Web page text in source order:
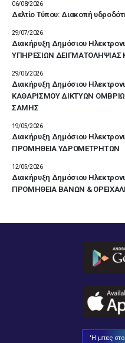
Δελτίο Τύπου: Διακοπή
06/08/2026
Διακήρυξη Δημόσιου
ΥΠΗΡΕΣΙΩΝ ΔΕΙΓΜΑΤΟΛΗΨΙΑΣ
29/07/2026
Διακήρυξη Δημόσιου
ΚΑΘΑΡΙΣΜΟΥ ΔΙΚΤΥΩΝ
ΣΑΜΗΣ
29/06/2026
Διακήρυξη Δημόσιου
ΠΡΟΜΗΘΕΙΑ ΥΔΡΟΜΕΤΡΗΤΩΝ
19/05/2026
Διακήρυξη Δημόσιου
ΠΡΟΜΗΘΕΙΑ ΒΑΝΩΝ &
12/05/2026
'Η μπες